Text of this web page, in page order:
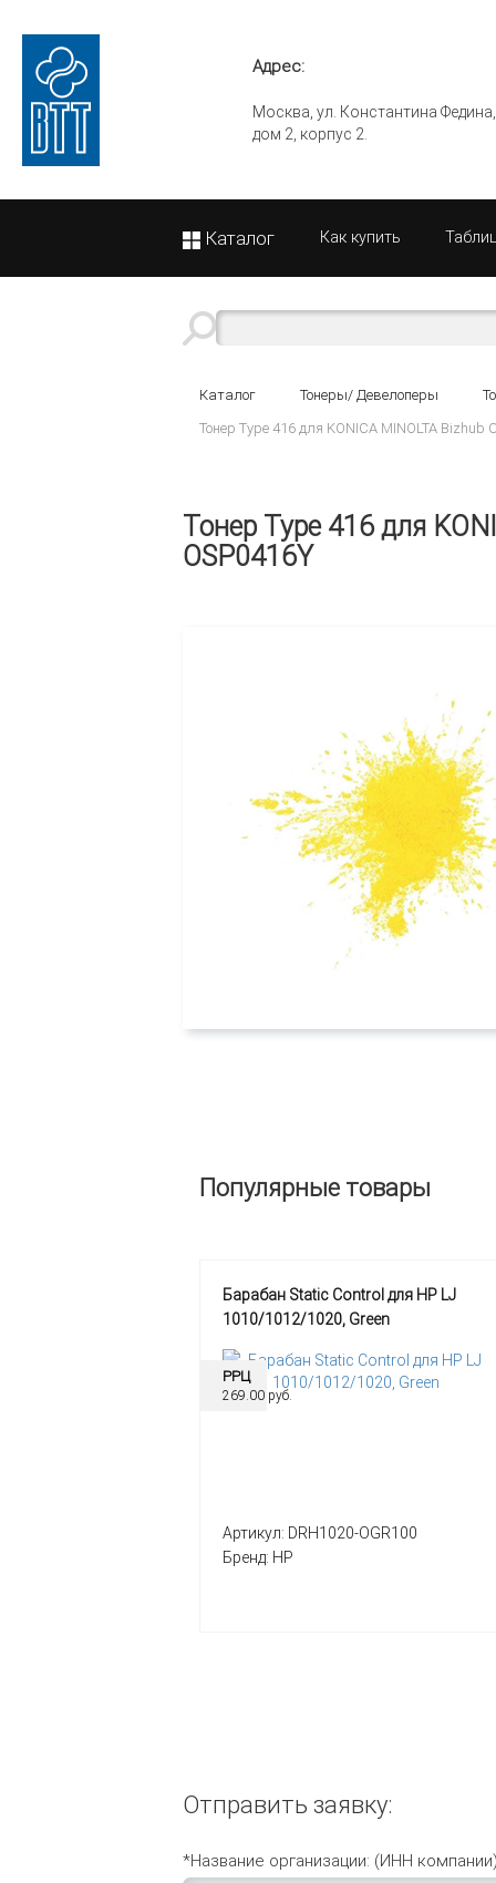
Адрес:
Москва, ул. Константина Федина,
дом 2, корпус 2.
Каталог Как купить
Каталог Тонеры/ Девелоперы
Тонер Type 416 для KONICA MINOLTA
Тонер Type 416 для
OSP0416Y
Популярные товары
РРЦ
269.00 руб.
Барабан Static Control для HP LJ
1010/1012/1020, Green
Артикул: DRH1020-OGR100
Бренд: HP
Отправить заявку:
*Название организации: (ИНН